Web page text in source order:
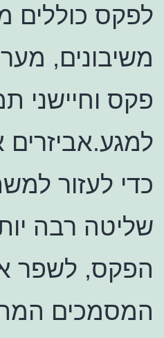
לפקס כוללים
משיבונים,
פקס וחיישני
כדי לעזור
שליטה רבה
הפקס, לשפר
המסמכים